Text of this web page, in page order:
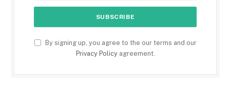
By signing up, you agree to the our terms and our
Privacy Policyagreement.